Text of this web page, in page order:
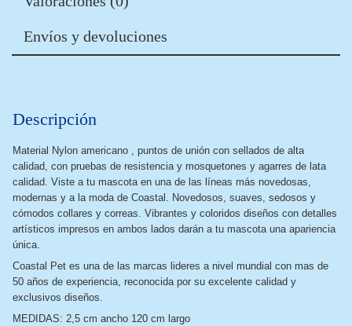
Envíos y devoluciones
Descripción
Material Nylon americano , puntos de unión con sellados de alta
calidad, con pruebas de resistencia y mosquetones y agarres de lata
calidad. Viste a tu mascota en una de las líneas más novedosas,
modernas y a la moda de Coastal. Novedosos, suaves, sedosos y
cómodos collares y correas. Vibrantes y coloridos diseños con detalles
artísticos impresos en ambos lados darán a tu mascota una apariencia
única.
Coastal Pet es una de las marcas lideres a nivel mundial con mas de
50 años de experiencia, reconocida por su excelente calidad y
exclusivos diseños.
MEDIDAS: 2,5 cm ancho 120 cm largo